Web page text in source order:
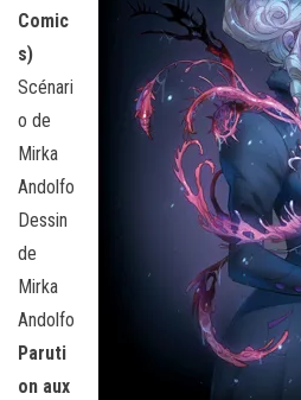
Comic
s)
Scénari
o de
Mirka
Andolfo
Dessin
de
Mirka
Andolfo
Paruti
on aux